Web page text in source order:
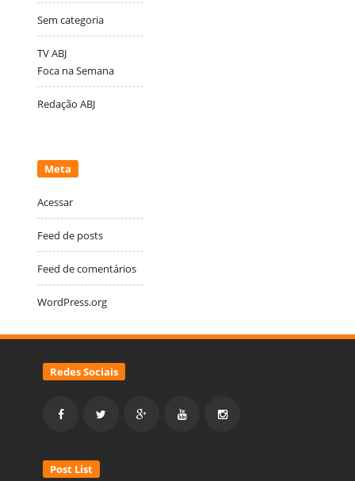
Sem categoria
TV ABJ
Foca na Semana
Redação ABJ
Meta
Acessar
Feed de posts
Feed de comentários
WordPress.org
Redes Sociais
Post List